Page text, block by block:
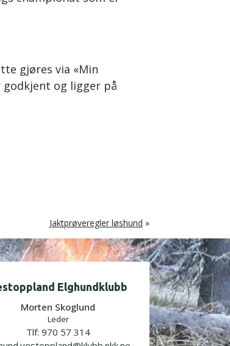
gjøres via «Min
godkjent og ligger på
Jaktprøveregler løshund »
Elghundklubb
Morten Skoglund
Leder
Tlf: 970 57 314